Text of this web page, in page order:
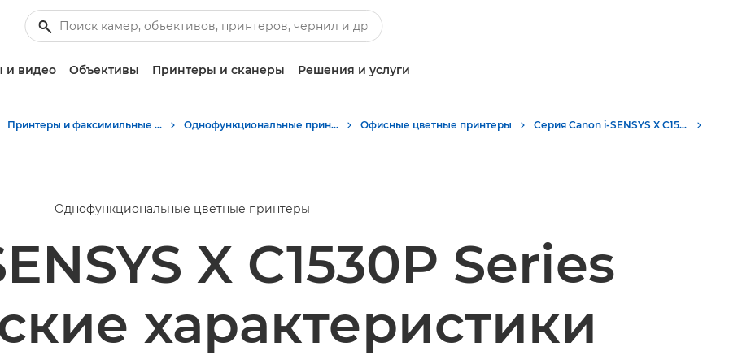
и видео Объективы Принтеры и сканеры Решения и услуги
Принтеры и факсимильные аппараты для бизнеса Однофункциональные принтеры - Canon Tajikistan Офисные цветные принтеры Серия Canon i-SENSYS X C1533P и C1538P - Однофункциональные принтеры
Однофункциональные цветные принтеры
X C1530P Series
характеристики